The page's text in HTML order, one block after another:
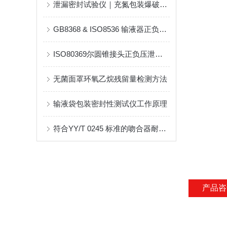
泄漏密封试验仪｜充氮包装爆破压力检测与完整性验证
GB8368 & ISO8536 输液器正负压泄漏测试仪简介
ISO80369尔圆锥接头正负压泄漏测试仪的参数
无菌面罩环氧乙烷残留量检测方法
输液袋包装密封性测试仪工作原理
符合YY/T 0245 标准的吻合器耐压性能专业测试仪
产品